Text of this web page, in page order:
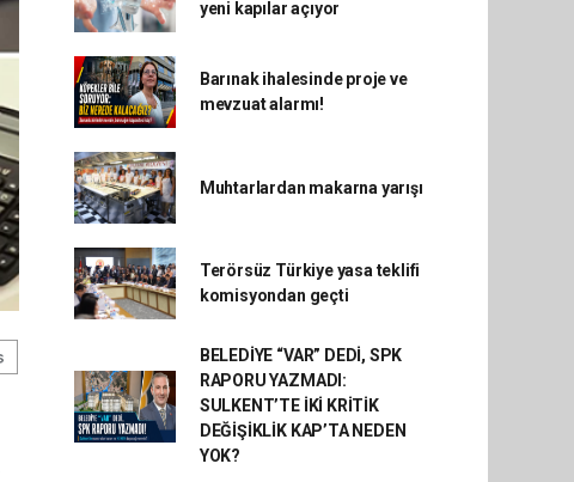
yeni kapılar açıyor
Barınak ihalesinde proje ve
mevzuat alarmı!
Muhtarlardan makarna yarışı
Terörsüz Türkiye yasa teklifi
komisyondan geçti
BELEDİYE “VAR” DEDİ, SPK
RAPORU YAZMADI:
SULKENT’TE İKİ KRİTİK
DEĞİŞİKLİK KAP’TA NEDEN
YOK?